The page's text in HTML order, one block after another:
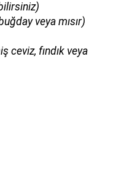
veya mısır)
ceviz, fındık veya